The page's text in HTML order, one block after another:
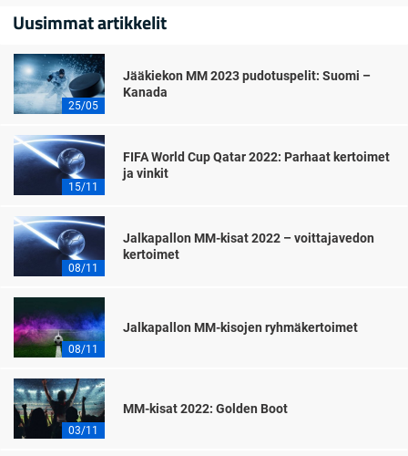
Uusimmat artikkelit
25/05
Jääkiekon MM 2023 pudotuspelit: Suomi –
Kanada
15/11
FIFA World Cup Qatar 2022: Parhaat kertoimet
ja vinkit
08/11
Jalkapallon MM-kisat 2022 – voittajavedon
kertoimet
08/11
Jalkapallon MM-kisojen ryhmäkertoimet
03/11
MM-kisat 2022: Golden Boot